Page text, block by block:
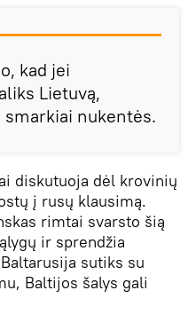
kad jei
Lietuvą,
nukentės.
diskutuoja dėl krovinių
į rusų klausimą.
rimtai svarsto šią
ir sprendžia
sutiks su
Baltijos šalys gali